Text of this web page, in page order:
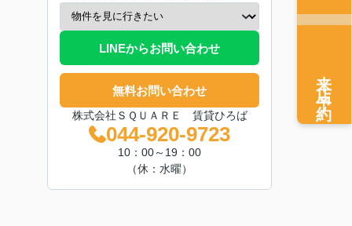
LINEからお問い合わせ
無料お問い合わせ
株式会社ＳＱＵＡＲＥ 賃貸ひろば
044-920-9723
10：00～19：00
（休：水曜）
来店予約